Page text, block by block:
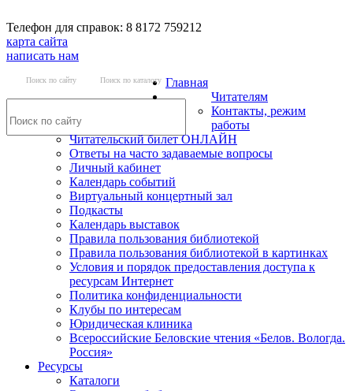
Телефон для справок: 8 8172 759212
карта сайта
написать нам
Поиск по сайту Поиск по каталогу Главная
Читателям
Контакты, режим
работы
Читательский билет ОНЛАЙН
Ответы на часто задаваемые вопросы
Личный кабинет
Календарь событий
Виртуальный концертный зал
Подкасты
Календарь выставок
Правила пользования библиотекой
Правила пользования библиотекой в картинках
Условия и порядок предоставления доступа к
ресурсам Интернет
Политика конфиденциальности
Клубы по интересам
Юридическая клиника
Всероссийские Беловские чтения «Белов. Вологда.
Россия»
Ресурсы
Каталоги